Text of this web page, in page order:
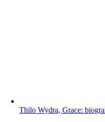
Thilo Wydra, Grace: